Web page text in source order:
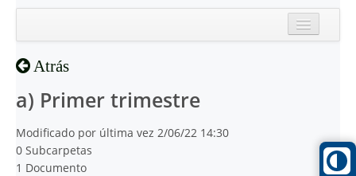
Atrás
a) Primer trimestre
Modificado por última vez 2/06/22 14:30
0 Subcarpetas
1 Documento